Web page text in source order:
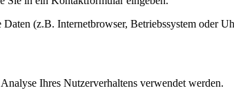
(z.B. Internetbrowser, Betriebssystem oder
Ihres Nutzerverhaltens verwendet werden.